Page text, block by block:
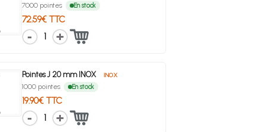
7000 pointes En stock
72.59€ TTC
1
Pointes J 20 mm INOX INOX
1000 pointes En stock
19.90€ TTC
1